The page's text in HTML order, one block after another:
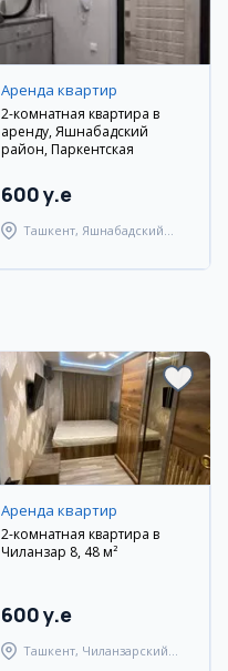
Аренда квартир
2-комнатная квартира в
аренду, Яшнабадский
район, Паркентская
600 y.e
Ташкент, Яшнабадский
Аренда квартир
2-комнатная квартира в
Чиланзар 8, 48 м²
600 y.e
Ташкент, Чиланзарский